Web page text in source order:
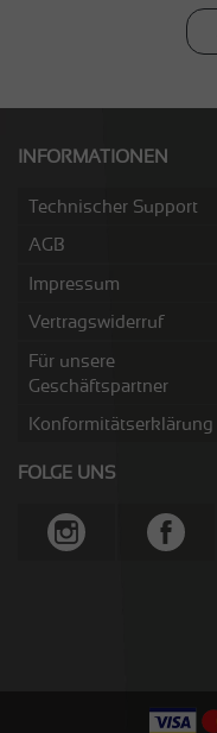
INFORMATIONEN
Technischer Support
AGB
Impressum
Vertragswiderruf
Für unsere
Geschäftspartner
Konformitätserklärung
FOLGE UNS